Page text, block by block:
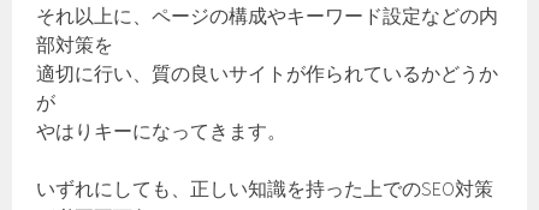
それ以上に、ページの構成やキーワード設定などの内
部対策を
適切に行い、質の良いサイトが作られているかどうか
が
やはりキーになってきます。
いずれにしても、正しい知識を持った上でのSEO対策